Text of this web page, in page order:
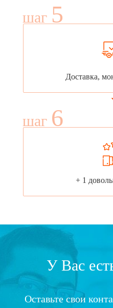
шаг 5
Доставка,
шаг 6
+ 1
У Вас
Оставьте свои